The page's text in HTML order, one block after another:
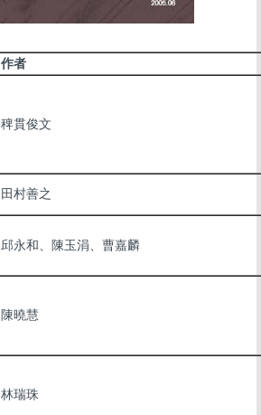
作者
稗貫俊文
田村善之
邱永和、陳玉涓、曹嘉麟
陳曉慧
林瑞珠